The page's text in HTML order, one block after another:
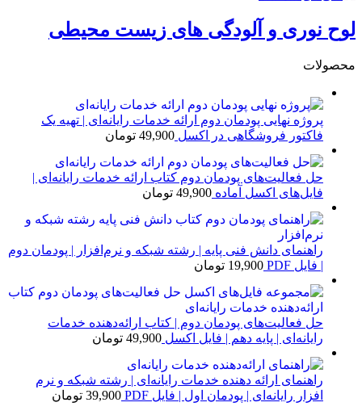
لوح نوری و آلودگی های زیست محیطی
محصولات
پروژه نهایی پودمان دوم ارائه خدمات رایانه‌ای | تهیه یک
فاکتور فروشگاهی در اکسل 49,900 تومان
حل فعالیت‌های پودمان دوم کتاب ارائه خدمات رایانه‌ای |
فایل‌های اکسل آماده 49,900 تومان
راهنمای دانش فنی پایه | رشته شبکه و نرم‌افزار | پودمان دوم
| فایل PDF
19,900 تومان
حل فعالیت‌های پودمان دوم | کتاب ارائه‌دهنده خدمات
رایانه‌ای | پایه دهم | فایل اکسل 49,900 تومان
راهنمای ارائه دهنده خدمات رایانه‌ای | رشته شبکه و نرم
افزار رایانه‌ای | پودمان اول | فایل PDF
39,900 تومان